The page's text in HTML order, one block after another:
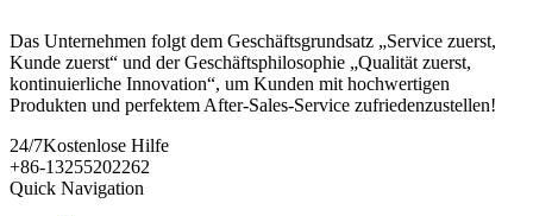
Das Unternehmen folgt dem Geschäftsgrundsatz „Service zuerst,
Kunde zuerst“ und der Geschäftsphilosophie „Qualität zuerst,
kontinuierliche Innovation“, um Kunden mit hochwertigen
Produkten und perfektem After-Sales-Service zufriedenzustellen!
24/7Kostenlose Hilfe
+86-13255202262
Quick Navigation